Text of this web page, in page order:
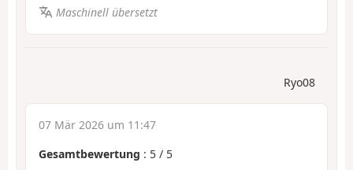
Maschinell übersetzt
Ryo08
07 Mär 2026 um 11:47
Gesamtbewertung : 5 / 5